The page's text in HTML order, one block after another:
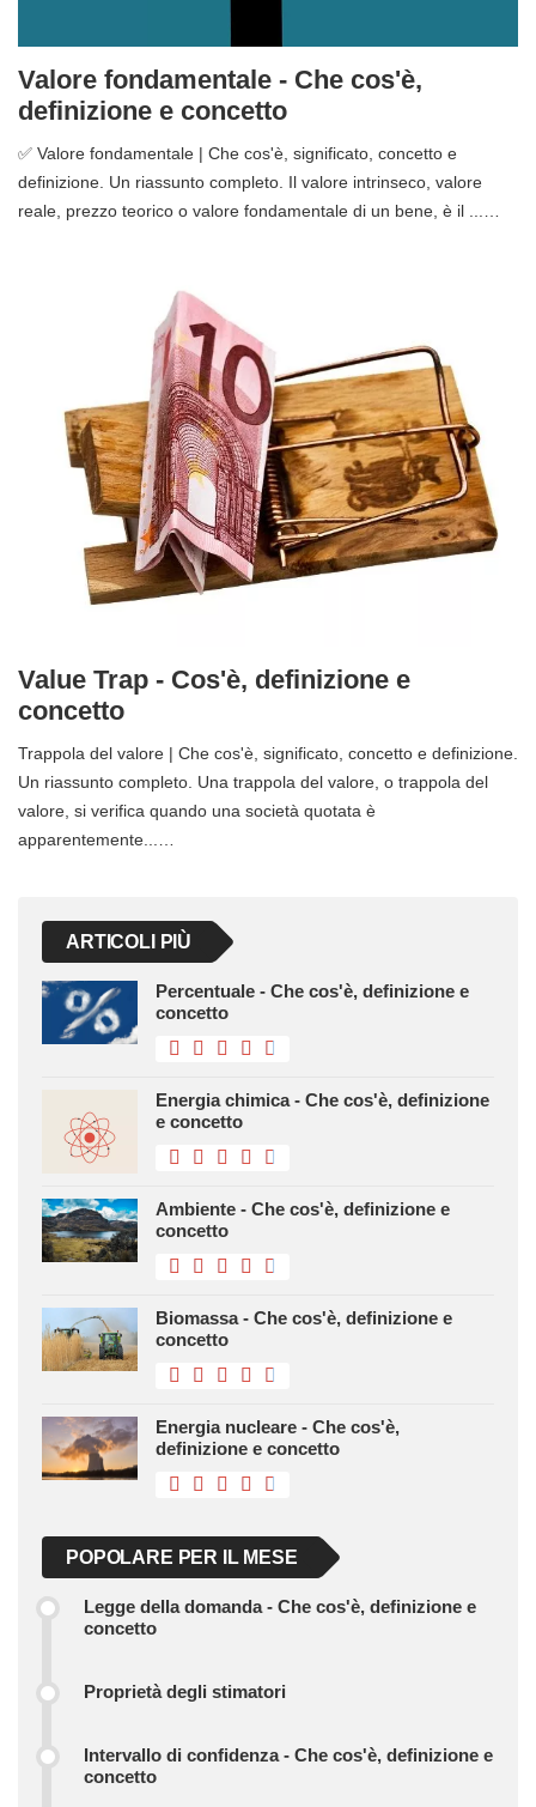
Valore fondamentale - Che cos'è,
definizione e concetto
✅ Valore fondamentale | Che cos'è, significato, concetto e
definizione. Un riassunto completo. Il valore intrinseco, valore
reale, prezzo teorico o valore fondamentale di un bene, è il ...…
Value Trap - Cos'è, definizione e
concetto
Trappola del valore | Che cos'è, significato, concetto e definizione.
Un riassunto completo. Una trappola del valore, o trappola del
valore, si verifica quando una società quotata è
apparentemente...…
ARTICOLI PIÙ
Percentuale - Che cos'è, definizione e
concetto
Energia chimica - Che cos'è, definizione
e concetto
Ambiente - Che cos'è, definizione e
concetto
Biomassa - Che cos'è, definizione e
concetto
Energia nucleare - Che cos'è,
definizione e concetto
POPOLARE PER IL MESE
Legge della domanda - Che cos'è, definizione e
concetto
Proprietà degli stimatori
Intervallo di confidenza - Che cos'è, definizione e
concetto